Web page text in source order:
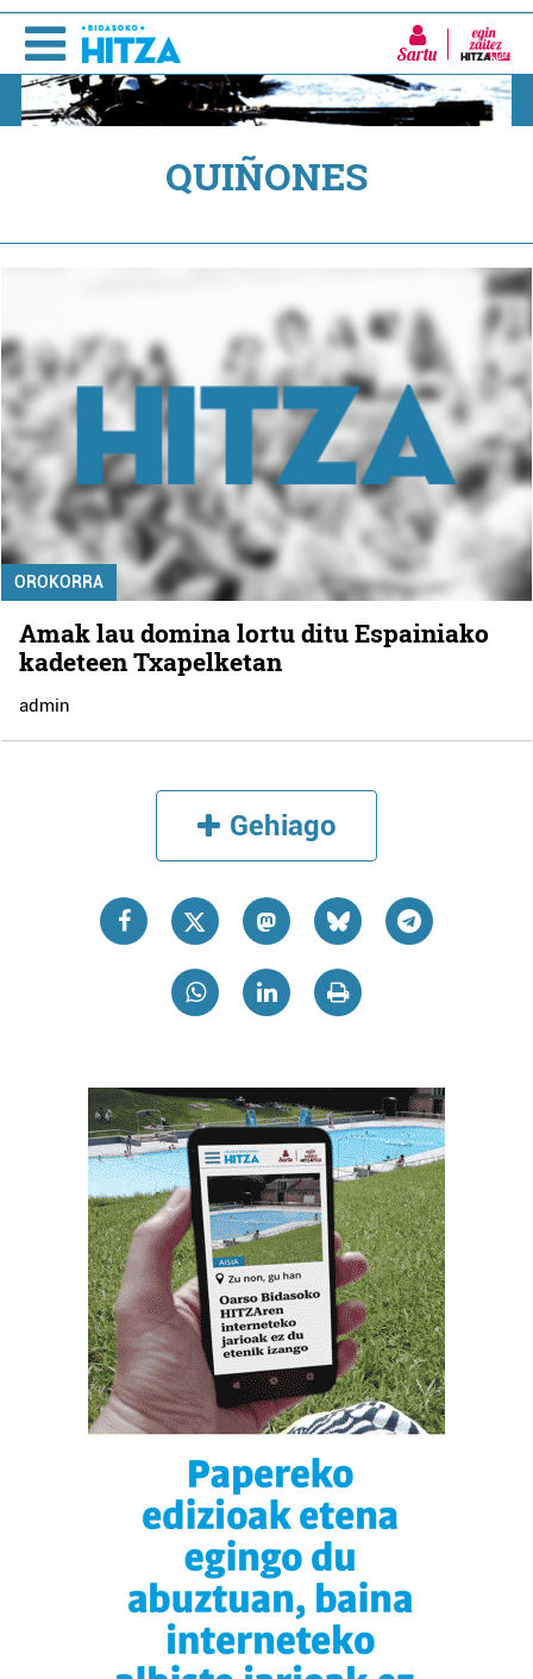
Sartu
QUIÑONES
OROKORRA
Amak lau domina lortu ditu Espainiako
kadeteen Txapelketan
admin
Gehiago